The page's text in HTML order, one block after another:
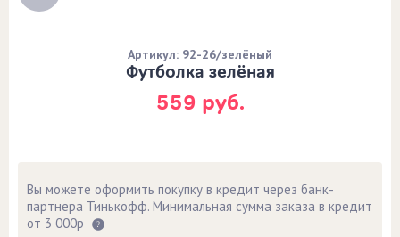
559 руб.
Футболка зелёная
Артикул: 92-26/зелёный
Вы можете оформить покупку в кредит через банк-
партнера Тинькофф. Минимальная сумма заказа в кредит
от 3 000р